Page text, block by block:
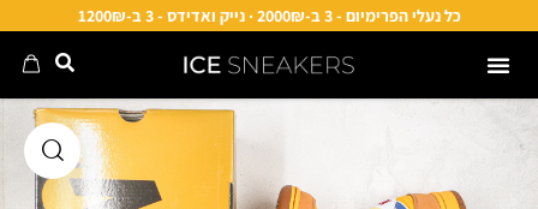
כל נעלי הפרימיום - 3 ב-2000₪ · נייק ואדידס - 3 ב-1200₪